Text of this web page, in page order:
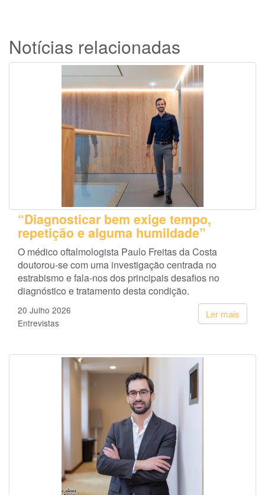
Notícias relacionadas
“Diagnosticar bem exige tempo,
repetição e alguma humildade”
O médico oftalmologista Paulo Freitas da Costa
doutorou-se com uma investigação centrada no
estrabismo e fala-nos dos principais desafios no
diagnóstico e tratamento desta condição.
Ler mais
20 Julho 2026
Entrevistas